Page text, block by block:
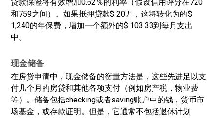
贷款保险将有效增加0.62％的利率（假设信用评分在720
和759之间）。如果抵押贷款$ 20万，这将转化为的$
1,240的年保费，增加一个额外的$ 103.33到每月支出
中。
现金储备
在房贷申请中，现金储备的衡量方法是，这些先进足以支
付几个月的房贷和其他各项支付（例如房产税，物业费
等）。储备包括checking或者saving账户中的钱，货币市
场基金，或存款证明。但是，它通常不包括退休计划